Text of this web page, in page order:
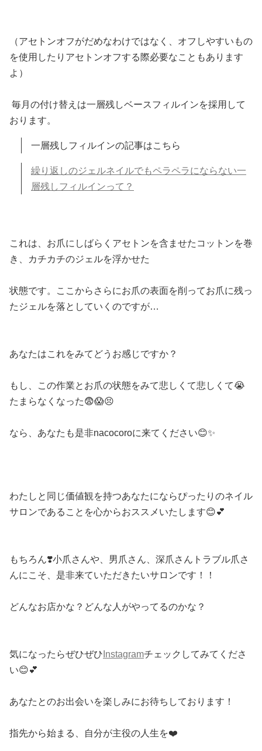
（アセトンオフがだめなわけではなく、オフしやすいもの
を使用したりアセトンオフする際必要なこともあります
よ）
毎月の付け替えは一層残しベースフィルインを採用して
おります。
一層残しフィルインの記事はこちら
繰り返しのジェルネイルでもペラペラにならない一
層残しフィルインって？
これは、お爪にしばらくアセトンを含ませた コットンを巻
き、カチカチのジェルを浮かせた
状態です。ここからさらにお爪の表面を削ってお爪に残っ
たジェルを落としていくのですが…
あなたはこれをみてどうお感じですか？
もし、この作業と お爪の状態をみて悲しくて悲しくて😭
たまらなくなった😨😱😣
なら、 あなたも是非nacocoroに来てください😊✨
わたしと同じ価値観を持つあなたにならぴったりのネイル
サロンであることを心からおススメいたします😊💕
もちろん❣️小爪さんや、男爪さん、深爪さん トラブル爪さ
んにこそ、是非来ていただきたいサロンです！！
どんなお店かな？どんな人がやってるのかな？
気になったらぜひぜひ Instagramチェックしてみてくださ
い😊💕
あなたとのお出会いを楽しみにお待ちしております！
指先から始まる、自分が主役の人生を❤️